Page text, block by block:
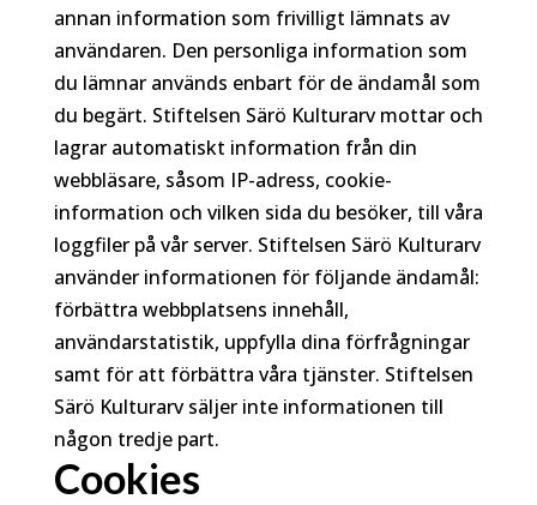
annan information som frivilligt lämnats av
användaren. Den personliga information som
du lämnar används enbart för de ändamål som
du begärt. Stiftelsen Särö Kulturarv mottar och
lagrar automatiskt information från din
webbläsare, såsom IP-adress, cookie-
information och vilken sida du besöker, till våra
loggfiler på vår server. Stiftelsen Särö Kulturarv
använder informationen för följande ändamål:
förbättra webbplatsens innehåll,
användarstatistik, uppfylla dina förfrågningar
samt för att förbättra våra tjänster. Stiftelsen
Särö Kulturarv säljer inte informationen till
någon tredje part.
Cookies